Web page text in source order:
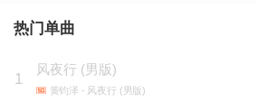
热门单曲
1
风夜行 (男版)
黄钧泽 - 风夜行 (男版)